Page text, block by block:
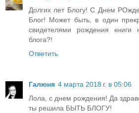
Долгих лет Блогу! С Днем
Блог! Может быть, в один
свидетелями рождения книги
блога?!
Ответить
Галюня 4 марта 2018 г. в 05:06
Лола, с днем рождения! Да
ты решила БЫТЬ БЛОГУ!